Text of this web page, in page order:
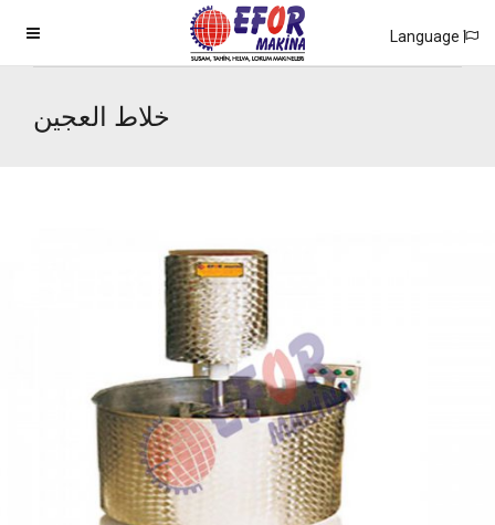
Language
خلاط العجين